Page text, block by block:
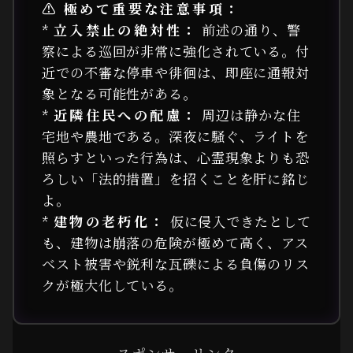
⚠️ 極めて重要な注意事項：
* 立入禁止の絶対性：
前述の通り、警
察による巡回が非常に強化されている。付
近での不審な停車や徘徊は、即座に通報対
象となる可能性がある。
* 近隣住民への配慮：
周辺は静かな住
宅地や農地である。深夜に騒ぐ、ライトを
照らすといった行為は、心霊現象よりも恐
ろしい「法的措置」を招くことを肝に銘じ
よ。
* 建物の老朽化：
仮に侵入できたとして
も、建物は崩落の危険が極めて高く、アス
ベスト被害や鋭利な瓦礫による負傷のリス
クが極大化している。